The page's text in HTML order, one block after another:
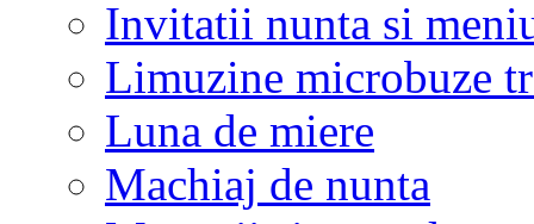
Invitatii nunta si
Limuzine microbuze
Luna de miere
Machiaj de nunta